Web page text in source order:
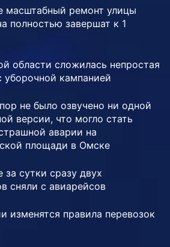
масштабный ремонт улицы
полностью завершат к 1
области сложилась непростая
уборочной кампанией
не было озвучено ни одной
версии, что могло стать
аварии на
площади в Омске
за сутки сразу двух
сняли с авиарейсов
изменятся правила перевозок